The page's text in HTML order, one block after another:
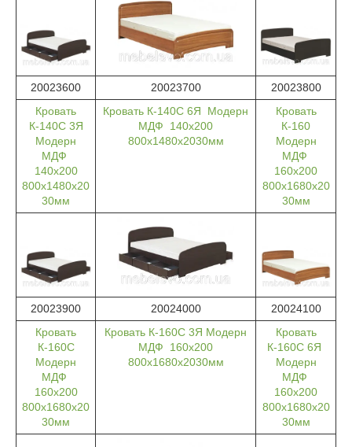
20023600 20023700
20023800
Кровать
К-140С 3Я
Модерн
МДФ
140х200
800х1480х20
30мм
Кровать К-140С 6Я Модерн
МДФ 140х200
800х1480х2030мм
Кровать
К-160
Модерн
МДФ
160х200
800х1680х20
30мм
20023900 20024000
20024100
Кровать
К-160С
Модерн
МДФ
160х200
800х1680х20
30мм
Кровать К-160С 3Я Модерн
МДФ 160х200
800х1680х2030мм
Кровать
К-160С 6Я
Модерн
МДФ
160х200
800х1680х20
30мм